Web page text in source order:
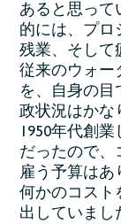
あると思って
的には、プロ
残業、そして
従来のウォー
を、自身の目
政状況はかな
1950年代創
だったので、
雇う予算はあ
何かのコスト
出していまし